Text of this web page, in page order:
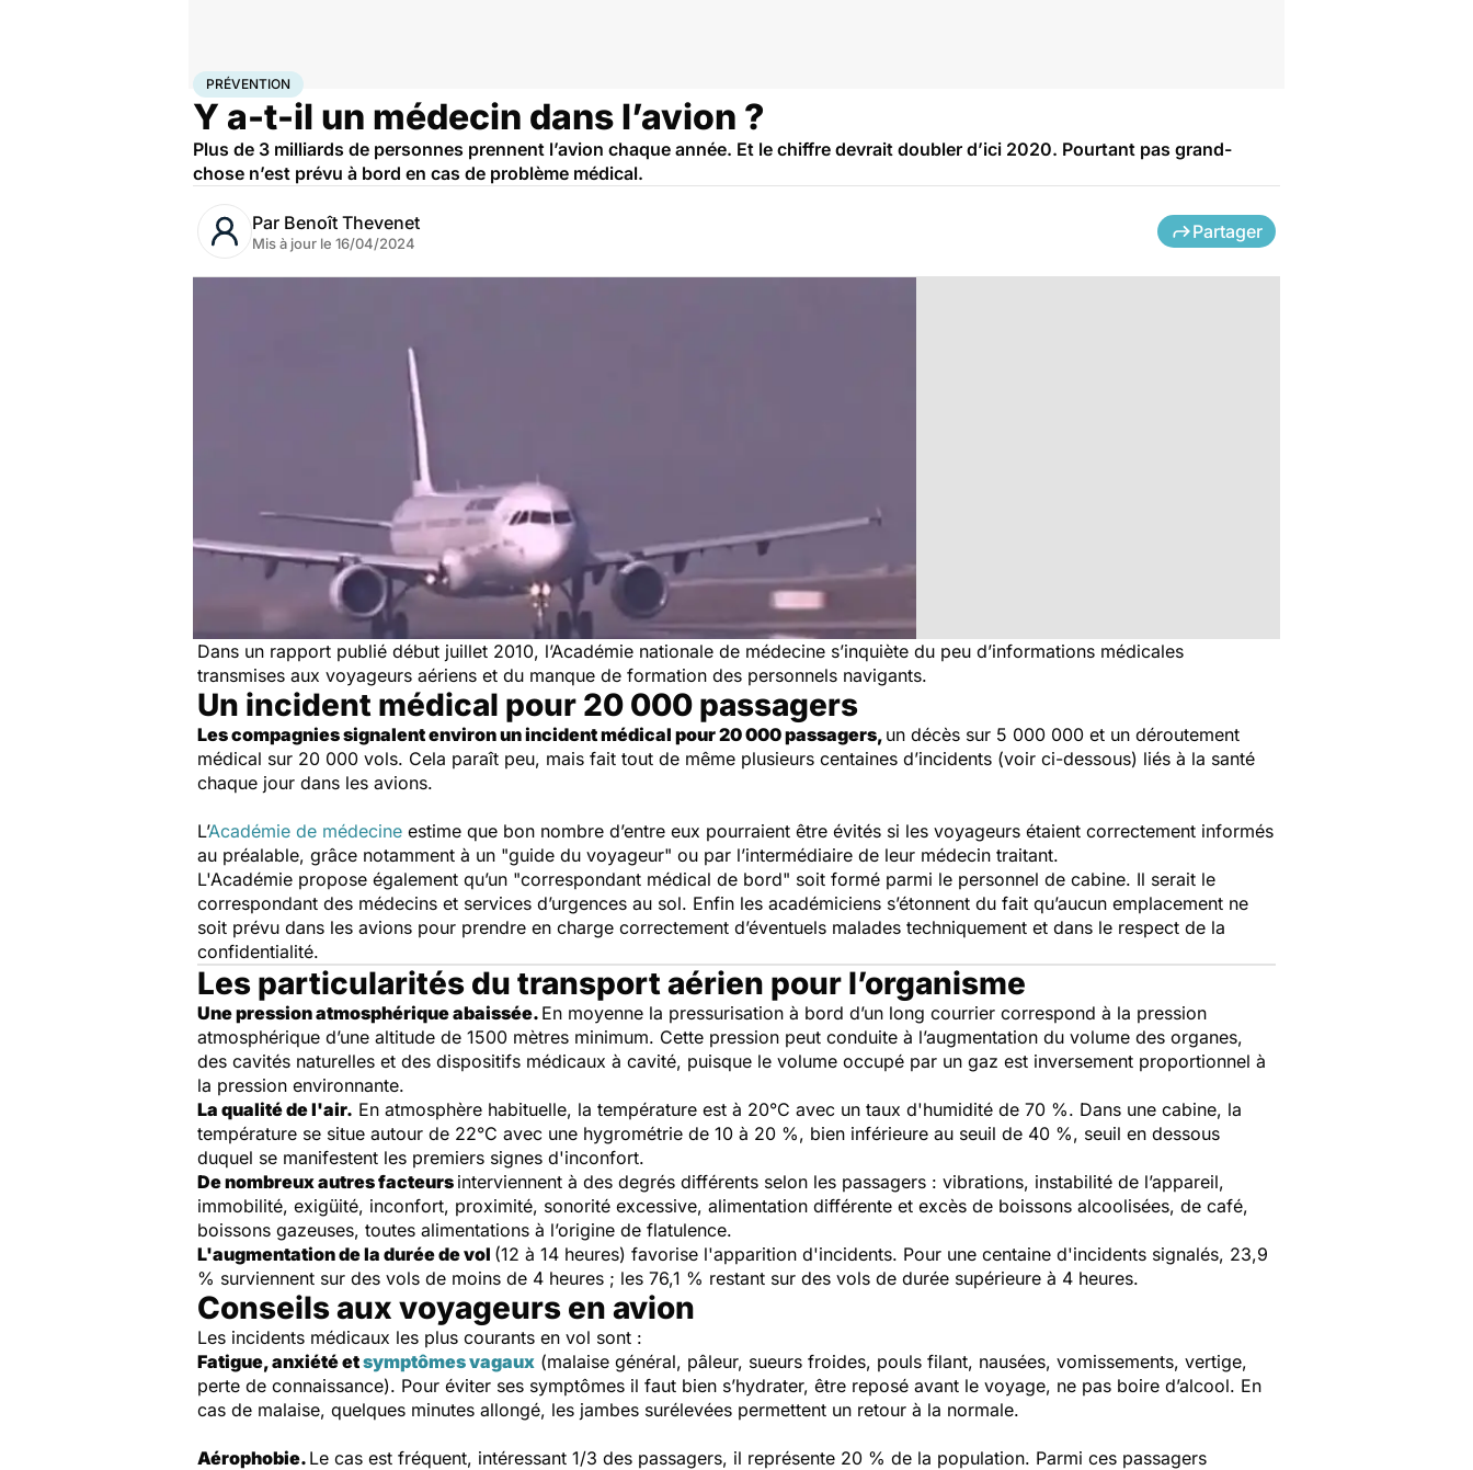
AccueilSantéMaladies
PRÉVENTION
Y a-t-il un médecin dans l’avion ?
Plus de 3 milliards de personnes prennent l’avion chaque année. Et le chiffre devrait doubler d’ici 2020. Pourtant pas grand-
chose n’est prévu à bord en cas de problème médical.
Par Benoît Thevenet
Mis à jour le 16/04/2024
Partager
Dans un rapport publié début juillet 2010, l’Académie nationale de médecine s’inquiète du peu d’informations médicales
transmises aux voyageurs aériens et du manque de formation des personnels navigants.
Un incident médical pour 20 000 passagers
Les compagnies signalent environ un incident médical pour 20 000 passagers, un décès sur 5 000 000 et un déroutement
médical sur 20 000 vols. Cela paraît peu, mais fait tout de même plusieurs centaines d’incidents (voir ci-dessous) liés à la santé
chaque jour dans les avions.
L’Académie de médecine estime que bon nombre d’entre eux pourraient être évités si les voyageurs étaient correctement informés
au préalable, grâce notamment à un "guide du voyageur" ou par l’intermédiaire de leur médecin traitant.
L'Académie propose également qu’un "correspondant médical de bord" soit formé parmi le personnel de cabine. Il serait le
correspondant des médecins et services d’urgences au sol. Enfin les académiciens s’étonnent du fait qu’aucun emplacement ne
soit prévu dans les avions pour prendre en charge correctement d’éventuels malades techniquement et dans le respect de la
confidentialité.
Les particularités du transport aérien pour l’organisme
Une pression atmosphérique abaissée. En moyenne la pressurisation à bord d’un long courrier correspond à la pression
atmosphérique d’une altitude de 1500 mètres minimum. Cette pression peut conduite à l’augmentation du volume des organes,
des cavités naturelles et des dispositifs médicaux à cavité, puisque le volume occupé par un gaz est inversement proportionnel à
la pression environnante.
La qualité de l'air. En atmosphère habituelle, la température est à 20°C avec un taux d'humidité de 70 %. Dans une cabine, la
température se situe autour de 22°C avec une hygrométrie de 10 à 20 %, bien inférieure au seuil de 40 %, seuil en dessous
duquel se manifestent les premiers signes d'inconfort.
De nombreux autres facteurs interviennent à des degrés différents selon les passagers : vibrations, instabilité de l’appareil,
immobilité, exigüité, inconfort, proximité, sonorité excessive, alimentation différente et excès de boissons alcoolisées, de café,
boissons gazeuses, toutes alimentations à l’origine de flatulence.
L'augmentation de la durée de vol (12 à 14 heures) favorise l'apparition d'incidents. Pour une centaine d'incidents signalés, 23,9
% surviennent sur des vols de moins de 4 heures ; les 76,1 % restant sur des vols de durée supérieure à 4 heures.
Conseils aux voyageurs en avion
Les incidents médicaux les plus courants en vol sont :
Fatigue, anxiété etsymptômes vagaux (malaise général, pâleur, sueurs froides, pouls filant, nausées, vomissements, vertige,
perte de connaissance). Pour éviter ses symptômes il faut bien s’hydrater, être reposé avant le voyage, ne pas boire d’alcool. En
cas de malaise, quelques minutes allongé, les jambes surélevées permettent un retour à la normale.
Aérophobie. Le cas est fréquent, intéressant 1/3 des passagers, il représente 20 % de la population. Parmi ces passagers